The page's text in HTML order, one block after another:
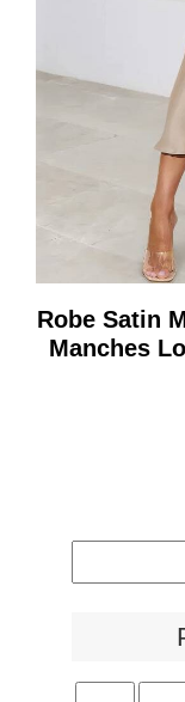
Robe Satin
Manches